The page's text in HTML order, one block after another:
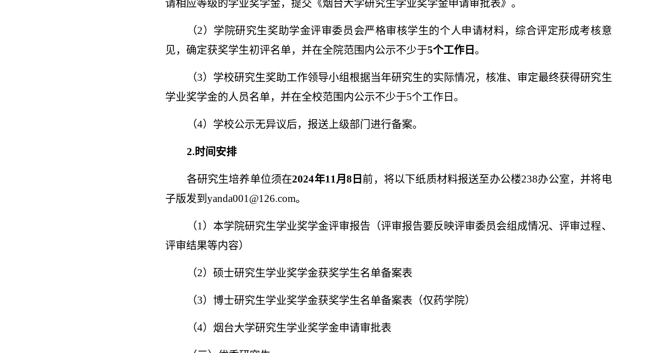
请相应等级的学业奖学金，提交《烟台大学研究生学业奖学金申请审批表》。
（2）学院研究生奖助学金评审委员会严格审核学生的个人申请材料，综合评定形成考核意
见，确定获奖学生初评名单，并在全院范围内公示不少于5个工作日 。
（3）学校研究生奖助工作领导小组根据当年研究生的实际情况，核准、审定最终获得研究生
学业奖学金的人员名单，并在全校范围内公示不少于5个工作日。
（4）学校公示无异议后，报送上级部门进行备案。
2.时间安排
各研究生培养单位须在2024年11月8 日 前，将以下纸质材料报送至办公楼238办公室，并将电
子版发到 yanda001@126.com。
（1）本学院研究生学业奖学金评审报告（评审报告要反映评审委员会组成情况、评审过程、
评审结果等内容）
（2）硕士研究生学业奖学金获奖学生名单备案表
（3）博士研究生学业奖学金获奖学生名单备案表（仅药学院）
（4）烟台大学研究生学业奖学金申请审批表